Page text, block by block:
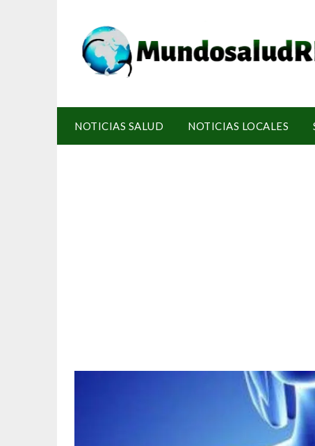
NOTICIAS SALUD NOTICIAS LOCALES